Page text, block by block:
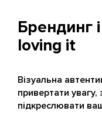
Брендинг
loving it
Візуальна
привертати увагу,
підкреслювати